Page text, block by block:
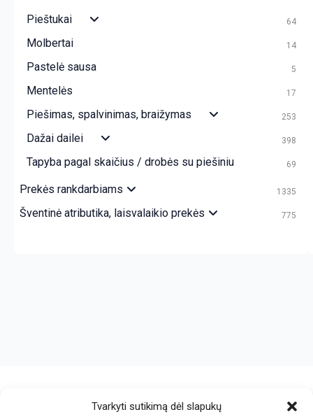
Tvarkyti sutikimą dėl slapukų
Pieštukai 64
Molbertai 14
Pastelė sausa 5
Mentelės 17
Piešimas, spalvinimas, braižymas 253
Dažai dailei 398
Tapyba pagal skaičius / drobės su piešiniu 69
Prekės rankdarbiams 1335
Šventinė atributika, laisvalaikio prekės 775